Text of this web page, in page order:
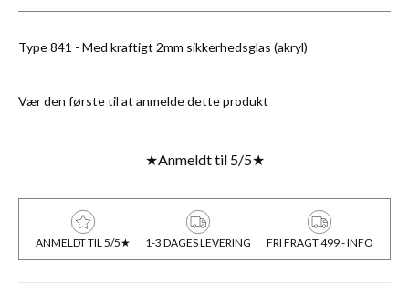
Type 841 - Med kraftigt 2mm sikkerhedsglas (akryl)
Vær den første til at anmelde dette produkt
★Anmeldt til 5/5★
ANMELDT TIL 5/5★ 1-3 DAGES LEVERING FRI FRAGT 499,- INFO